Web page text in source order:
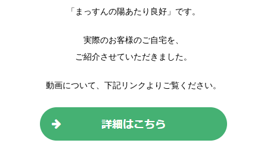
「まっすんの陽あたり良好」です。
実際のお客様のご自宅を、
ご紹介させていただきました。
動画について、下記リンクよりご覧ください。